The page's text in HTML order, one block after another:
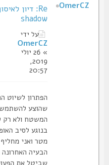
shadow
על ידי
OmerCZ
» 26 יולי
2019,
20:57
הפתרון לשיוט
שהוצע להשתמש פה
המשטח ולא רק
בנוגע לסיב
מטר ואני מחליף
הבעיה האחרונה
OmerCZ